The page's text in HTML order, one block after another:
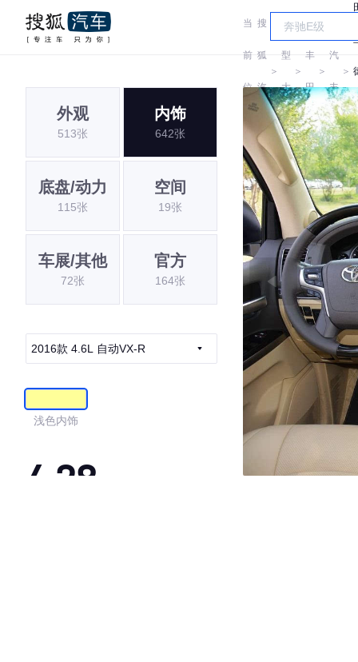
当
前
位
搜
狐
汽
＞
车
型
大
全
＞
丰
田
＞
汽
丰
田
＞
外观
513张
内饰
642张
底盘/动力
115张
空间
19张
车展/其他
72张
官方
164张
2016款 4.6L 自动VX-R
浅色内饰
4.28